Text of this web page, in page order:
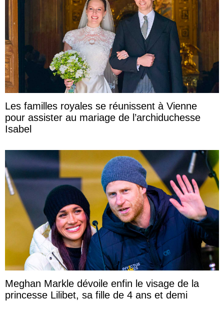
Les familles royales se réunissent à Vienne
pour assister au mariage de l’archiduchesse
Isabel
Meghan Markle dévoile enfin le visage de la
princesse Lilibet, sa fille de 4 ans et demi